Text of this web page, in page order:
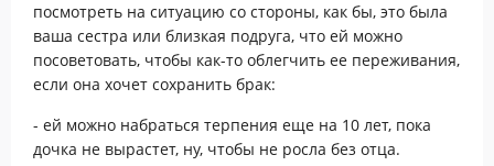
посмотреть на ситуацию со стороны, как бы, это была
ваша сестра или близкая подруга, что ей можно
посоветовать, чтобы как-то облегчить ее переживания,
если она хочет сохранить брак:
- ей можно набраться терпения еще на 10 лет, пока
дочка не вырастет, ну, чтобы не росла без отца.